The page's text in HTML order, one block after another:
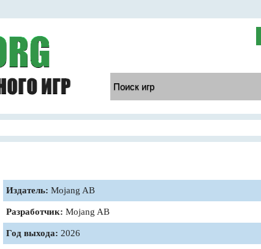
Издатель: Mojang AB
Разработчик: Mojang AB
Год выхода: 2026